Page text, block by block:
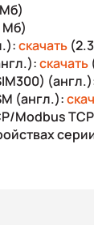
Мб)
скачать
скачать
(англ.):
Modbus